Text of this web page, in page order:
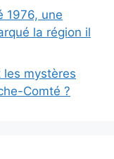
1976, une
la région il
les mystères
Comté ?